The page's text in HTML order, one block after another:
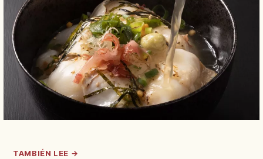
TAMBIÉN LEE →